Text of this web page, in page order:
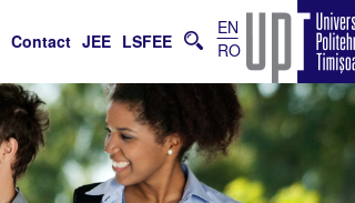
Contact JEE LSFEE
EN
RO